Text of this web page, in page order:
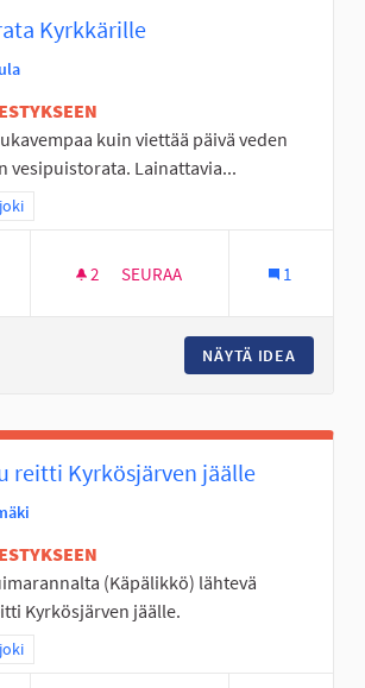
Kyrkkärille
kuin viettää päivä veden
vesipuistorata. Lainattavia...
mukaan: Läntinen Seinäjoki
2 2 SEURAAJAA
SEURAA 1
NÄYTÄ IDEA
reitti Kyrkösjärven jäälle
(Käpälikkö) lähtevä
Kyrkösjärven jäälle.
mukaan: Läntinen Seinäjoki